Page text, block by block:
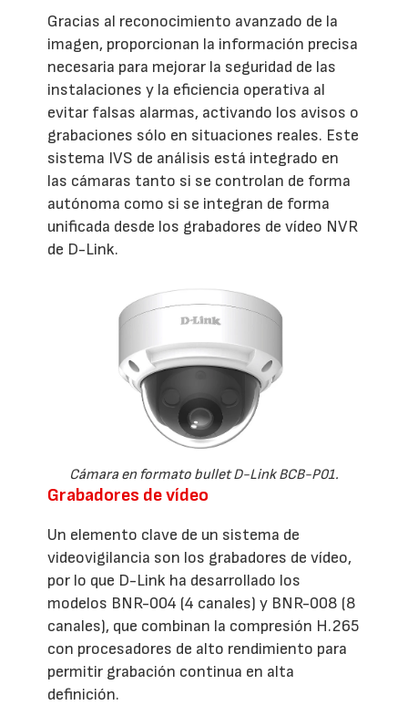
Gracias al reconocimiento avanzado de la
imagen, proporcionan la información precisa
necesaria para mejorar la seguridad de las
instalaciones y la eficiencia operativa al
evitar falsas alarmas, activando los avisos o
grabaciones sólo en situaciones reales. Este
sistema IVS de análisis está integrado en
las cámaras tanto si se controlan de forma
autónoma como si se integran de forma
unificada desde los grabadores de vídeo NVR
de D-Link.
Cámara en formato bullet D-Link BCB-P01.
Grabadores de vídeo
Un elemento clave de un sistema de
videovigilancia son los grabadores de vídeo,
por lo que D-Link ha desarrollado los
modelos BNR-004 (4 canales) y BNR-008 (8
canales), que combinan la compresión H.265
con procesadores de alto rendimiento para
permitir grabación continua en alta
definición.